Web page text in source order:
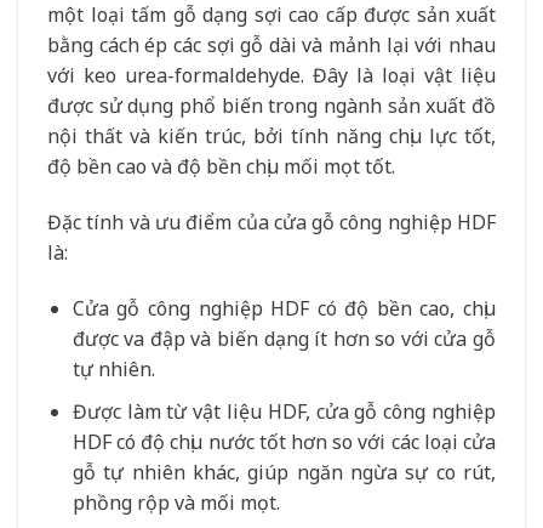
một loại tấm gỗ dạng sợi cao cấp được sản xuất
bằng cách ép các sợi gỗ dài và mảnh lại với nhau
với keo urea-formaldehyde. Đây là loại vật liệu
được sử dụng phổ biến trong ngành sản xuất đồ
nội thất và kiến trúc, bởi tính năng chịu lực tốt,
độ bền cao và độ bền chịu mối mọt tốt.
Đặc tính và ưu điểm của cửa gỗ công nghiệp HDF
là:
Cửa gỗ công nghiệp HDF có độ bền cao, chịu
được va đập và biến dạng ít hơn so với cửa gỗ
tự nhiên.
Được làm từ vật liệu HDF, cửa gỗ công nghiệp
HDF có độ chịu nước tốt hơn so với các loại cửa
gỗ tự nhiên khác, giúp ngăn ngừa sự co rút,
phồng rộp và mối mọt.